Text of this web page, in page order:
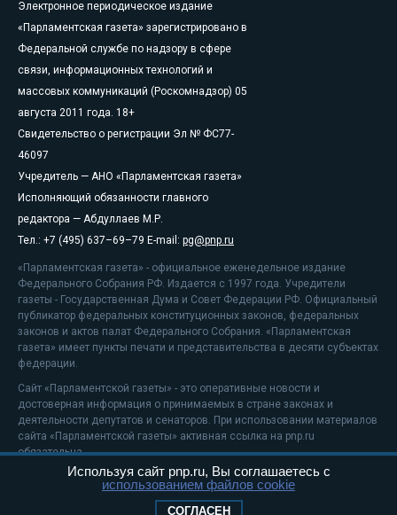
Электронное периодическое издание
«Парламентская газета» зарегистрировано в
Федеральной службе по надзору в сфере
связи, информационных технологий и
массовых коммуникаций (Роскомнадзор) 05
августа 2011 года. 18+
Свидетельство о регистрации Эл № ФС77-
46097
Учредитель — АНО «Парламентская газета»
Исполняющий обязанности главного
редактора — Абдуллаев М.Р.
Тел.: +7 (495) 637–69–79 E-mail: pg@pnp.ru
«Парламентская газета» - официальное еженедельное издание
Федерального Собрания РФ. Издается с 1997 года. Учредители
газеты - Государственная Дума и Совет Федерации РФ. Официальный
публикатор федеральных конституционных законов, федеральных
законов и актов палат Федерального Собрания. «Парламентская
газета» имеет пункты печати и представительства в десяти субъектах
федерации.
Сайт «Парламентской газеты» - это оперативные новости и
достоверная информация о принимаемых в стране законах и
деятельности депутатов и сенаторов. При использовании материалов
сайта «Парламентской газеты» активная ссылка на pnp.ru
обязательна.
На информационном ресурсе применяютсярекомендательные
Положение о защите персональных данных
Используя сайт pnp.ru, Вы соглашаетесь с
использованием файлов cookie
СОГЛАСЕН